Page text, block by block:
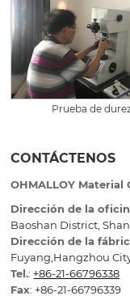
Prueba de
CONTÁCTENOS
OHMALLOY Material
Dirección de la
Baoshan District,
Dirección de la
Fuyang,Hangzhou
Tel.: +86-21-66796338
Fax: +86-21-66796339